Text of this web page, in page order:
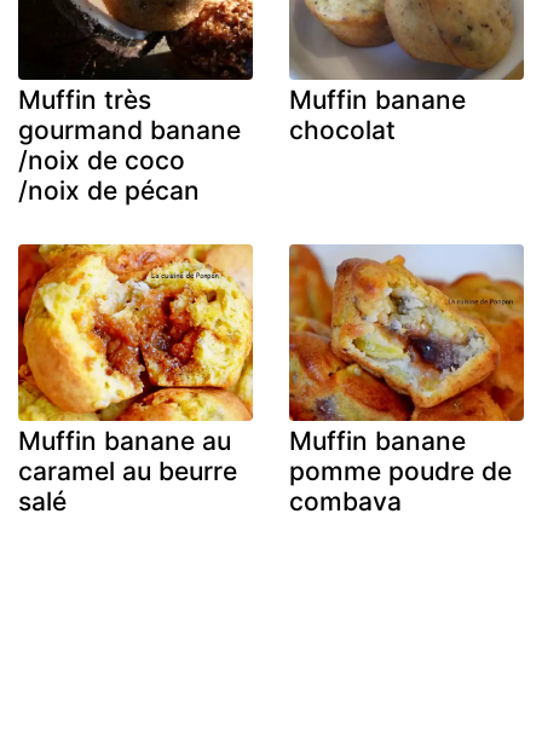
Muffin très
gourmand banane
/noix de coco
/noix de pécan
Muffin banane
chocolat
Muffin banane au
caramel au beurre
salé
Muffin banane
pomme poudre de
combava